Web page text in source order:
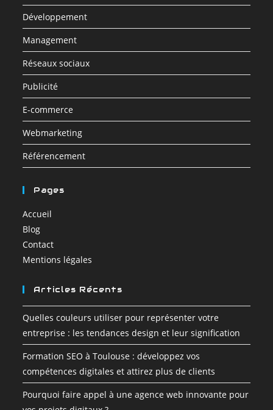
Développement
Management
Réseaux sociaux
Publicité
E-commerce
Webmarketing
Référencement
Pages
Accueil
Blog
Contact
Mentions légales
Articles Récents
Quelles couleurs utiliser pour représenter votre
entreprise : les tendances design et leur signification
Formation SEO à Toulouse : développez vos
compétences digitales et attirez plus de clients
Pourquoi faire appel à une agence web innovante pour